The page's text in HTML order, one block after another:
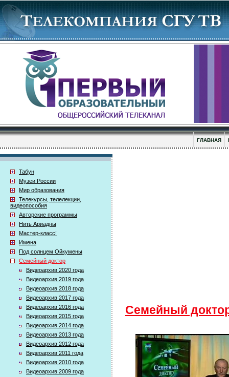
ГЛАВНАЯ
Табун
Музеи России
Мир образования
Телекурсы, телелекции,
видеопособия
Авторские программы
Нить Ариадны
Мастер-класс!
Имена
Под солнцем Ойкумены
Семейный доктор
Видеоархив 2020 года
Видеоархив 2019 года
Видеоархив 2018 года
Видеоархив 2017 года
Видеоархив 2016 года
Видеоархив 2015 года
Видеоархив 2014 года
Видеоархив 2013 года
Видеоархив 2012 года
Видеоархив 2011 года
Видеоархив 2010 года
Видеоархив 2009 года
Семейный